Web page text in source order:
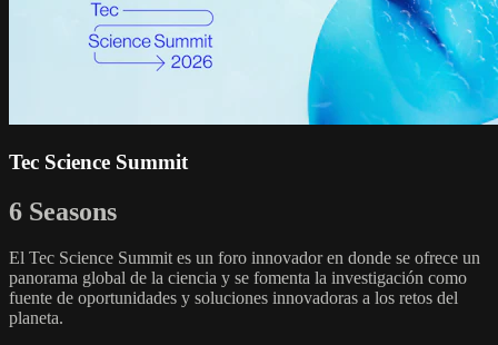
Tec Science Summit
6 Seasons
El Tec Science Summit es un foro innovador en donde se ofrece un
panorama global de la ciencia y se fomenta la investigación como
fuente de oportunidades y soluciones innovadoras a los retos del
planeta.